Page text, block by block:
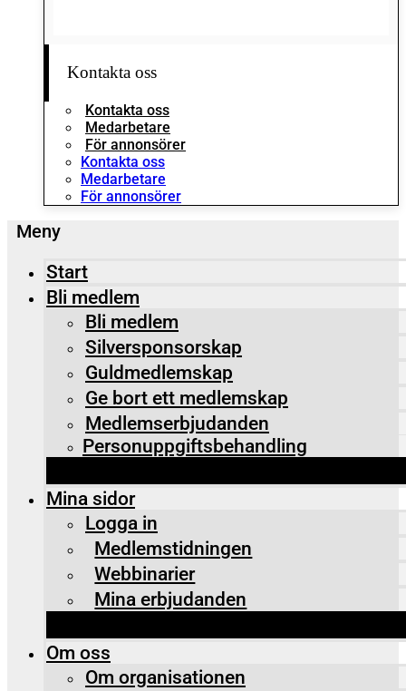
Kontakta oss
Kontakta oss
Medarbetare
För annonsörer
Kontakta oss
Medarbetare
För annonsörer
Start
Bli medlem
Bli medlem
Silversponsorskap
Guldmedlemskap
Ge bort ett medlemskap
Medlemserbjudanden
Personuppgiftsbehandling
Mina sidor
Logga in
Medlemstidningen
Webbinarier
Mina erbjudanden
Om oss
Om organisationen